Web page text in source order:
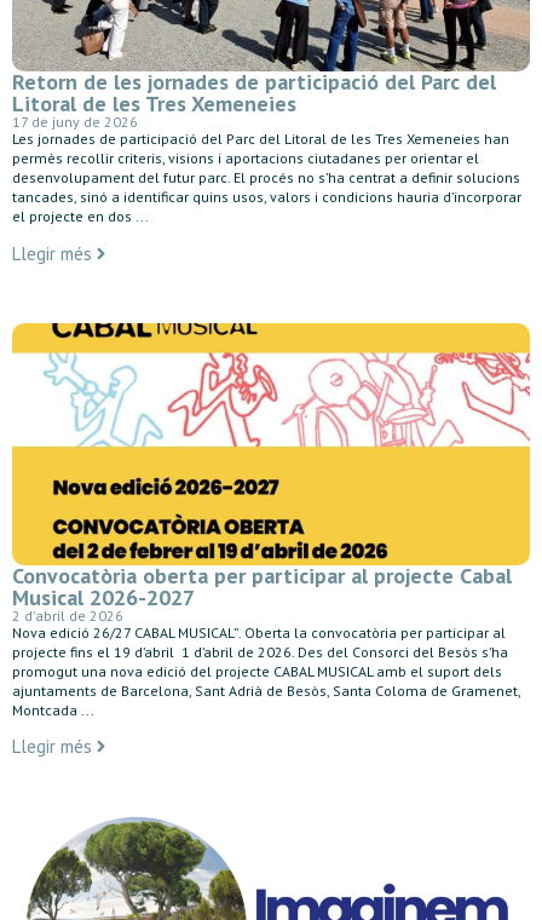
Retorn de les jornades de participació del Parc del
Litoral de les Tres Xemeneies
17 de juny de 2026
Les jornades de participació del Parc del Litoral de les Tres Xemeneies han
permès recollir criteris, visions i aportacions ciutadanes per orientar el
desenvolupament del futur parc. El procés no s’ha centrat a definir solucions
tancades, sinó a identificar quins usos, valors i condicions hauria d’incorporar
el projecte en dos ...
Llegir més
Convocatòria oberta per participar al projecte Cabal
Musical 2026-2027
2 d'abril de 2026
Nova edició 26/27 CABAL MUSICAL”. Oberta la convocatòria per participar al
projecte fins el 19 d’abril 1 d’abril de 2026. Des del Consorci del Besòs s’ha
promogut una nova edició del projecte CABAL MUSICAL amb el suport dels
ajuntaments de Barcelona, Sant Adrià de Besòs, Santa Coloma de Gramenet,
Montcada ...
Llegir més